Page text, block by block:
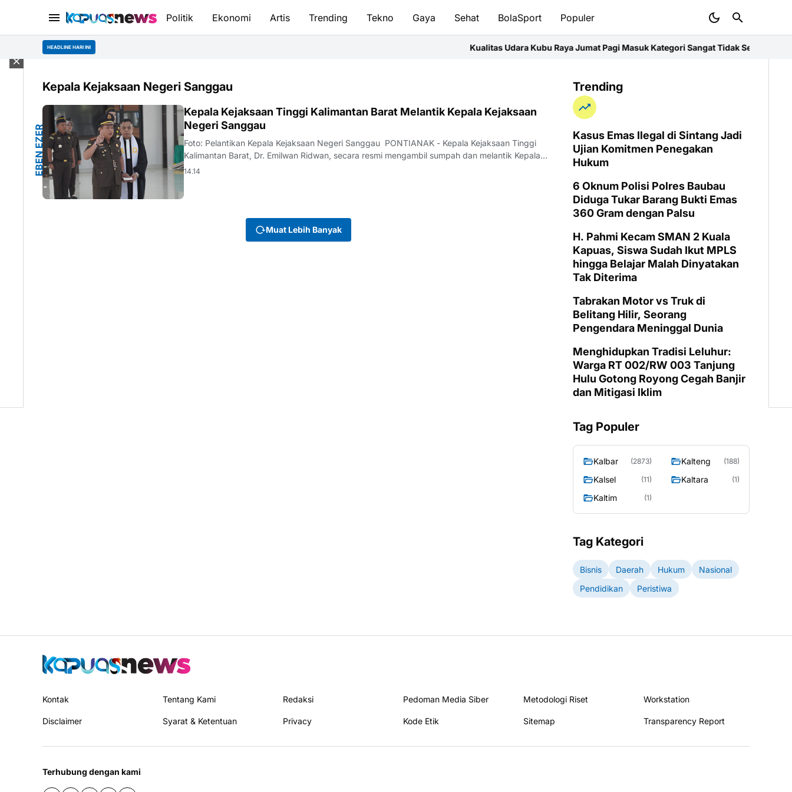
Politik Ekonomi Artis Trending Tekno Gaya Sehat BolaSport Populer
HEADLINE HARI INI Kualitas Udara Kubu Raya Jumat Pagi Masuk Kategori Sangat Tidak Sehat, Polres
Kepala Kejaksaan Negeri Sanggau
E
B
E
N
E
Z
E
R
M
A
N
G
U
N
S
O
NG
Kepala Kejaksaan Tinggi Kalimantan Barat Melantik Kepala Kejaksaan
Negeri Sanggau
Foto: Pelantikan Kepala Kejaksaan Negeri Sanggau PONTIANAK - Kepala Kejaksaan Tinggi
Kalimantan Barat, Dr. Emilwan Ridwan, secara resmi mengambil sumpah dan melantik Kepala
Kejak…
14.14
Muat Lebih Banyak
Trending
Kasus Emas Ilegal di Sintang Jadi
Ujian Komitmen Penegakan
Hukum
6 Oknum Polisi Polres Baubau
Diduga Tukar Barang Bukti Emas
360 Gram dengan Palsu
H. Pahmi Kecam SMAN 2 Kuala
Kapuas, Siswa Sudah Ikut MPLS
hingga Belajar Malah Dinyatakan
Tak Diterima
Tabrakan Motor vs Truk di
Belitang Hilir, Seorang
Pengendara Meninggal Dunia
Menghidupkan Tradisi Leluhur:
Warga RT 002/RW 003 Tanjung
Hulu Gotong Royong Cegah Banjir
dan Mitigasi Iklim
Tag Populer
Kalbar (2873) Kalteng (188)
Kalsel (11) Kaltara (1)
Kaltim (1)
Tag Kategori
Bisnis Daerah Hukum
Nasional
Pendidikan
Peristiwa
Kontak Tentang Kami Redaksi Pedoman Media Siber Metodologi Riset Workstation
Disclaimer Syarat & Ketentuan Privacy Kode Etik Sitemap Transparency Report
Terhubung dengan kami